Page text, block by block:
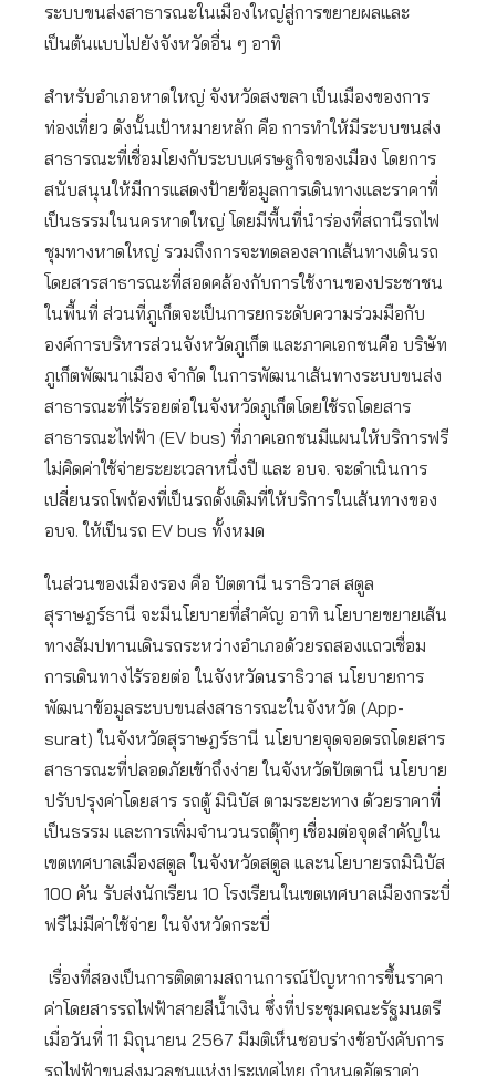
ระบบขนส่งสาธารณะในเมืองใหญ่สู่การขยายผลและ
เป็นต้นแบบไปยังจังหวัดอื่น ๆ อาทิ
สำหรับอำเภอหาดใหญ่ จังหวัดสงขลา เป็นเมืองของการ
ท่องเที่ยว ดังนั้นเป้าหมายหลัก คือ การทำให้มีระบบขนส่ง
สาธารณะที่เชื่อมโยงกับระบบเศรษฐกิจของเมือง โดยการ
สนับสนุนให้มีการแสดงป้ายข้อมูลการเดินทางและราคาที่
เป็นธรรมในนครหาดใหญ่ โดยมีพื้นที่นําร่องที่สถานีรถไฟ
ชุมทางหาดใหญ่ รวมถึงการจะทดลองลากเส้นทางเดินรถ
โดยสารสาธารณะที่สอดคล้องกับการใช้งานของประชาชน
ในพื้นที่ ส่วนที่ภูเก็ตจะเป็นการยกระดับความร่วมมือกับ
องค์การบริหารส่วนจังหวัดภูเก็ต และภาคเอกชนคือ บริษัท
ภูเก็ตพัฒนาเมือง จำกัด ในการพัฒนาเส้นทางระบบขนส่ง
สาธารณะที่ไร้รอยต่อในจังหวัดภูเก็ตโดยใช้รถโดยสาร
สาธารณะไฟฟ้า (EV bus) ที่ภาคเอกชนมีแผนให้บริการฟรี
ไม่คิดค่าใช้จ่ายระยะเวลาหนึ่งปี และ อบจ. จะดำเนินการ
เปลี่ยนรถโพถ้องที่เป็นรถดั้งเดิมที่ให้บริการในเส้นทางของ
อบจ. ให้เป็นรถ EV bus ทั้งหมด
ในส่วนของเมืองรอง คือ ปัตตานี นราธิวาส สตูล
สุราษฎร์ธานี จะมีนโยบายที่สำคัญ อาทิ นโยบายขยายเส้น
ทางสัมปทานเดินรถระหว่างอําเภอด้วยรถสองแถวเชื่อม
การเดินทางไร้รอยต่อ ในจังหวัดนราธิวาส นโยบายการ
พัฒนาข้อมูลระบบขนส่งสาธารณะในจังหวัด (App-
surat) ในจังหวัดสุราษฎร์ธานี นโยบายจุดจอดรถโดยสาร
สาธารณะที่ปลอดภัยเข้าถึงง่าย ในจังหวัดปัตตานี นโยบาย
ปรับปรุงค่าโดยสาร รถตู้ มินิบัส ตามระยะทาง ด้วยราคาที่
เป็นธรรม และการเพิ่มจํานวนรถตุ๊กๆ เชื่อมต่อจุดสําคัญใน
เขตเทศบาลเมืองสตูล ในจังหวัดสตูล และนโยบายรถมินิบัส
100 คัน รับส่งนักเรียน 10 โรงเรียนในเขตเทศบาลเมืองกระบี่
ฟรีไม่มีค่าใช้จ่าย ในจังหวัดกระบี่
เรื่องที่สองเป็นการติดตามสถานการณ์ปัญหาการขึ้นราคา
ค่าโดยสารรถไฟฟ้าสายสีน้ำเงิน ซึ่งที่ประชุมคณะรัฐมนตรี
เมื่อวันที่ 11 มิถุนายน 2567 มีมติเห็นชอบร่างข้อบังคับการ
รถไฟฟ้าขนส่งมวลชนแห่งประเทศไทย กำหนดอัตราค่า